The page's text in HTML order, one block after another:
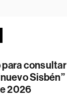
para consultar
Sisbén”
2026